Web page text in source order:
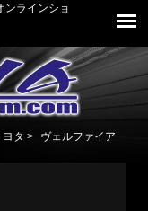
ンラインショ
ヨタ > ヴェルファイア